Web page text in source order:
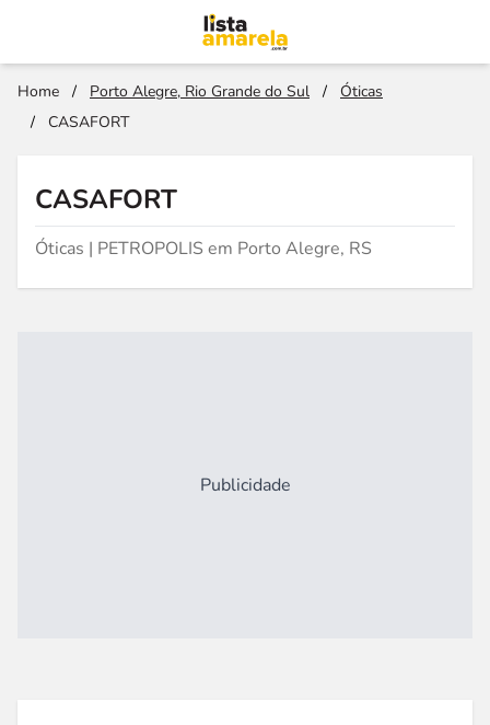
Home / Porto Alegre, Rio Grande do Sul /
Óticas
/
CASAFORT
CASAFORT
Óticas | PETROPOLIS em Porto Alegre, RS
Publicidade